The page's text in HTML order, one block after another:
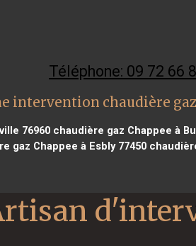
Téléphone: 09 72 66
intervention chaudière gaz
76960chaudière gaz Chappee à
gaz Chappee à Esbly 77450